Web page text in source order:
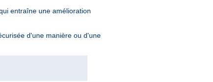
entraîne une amélioration
d'une manière ou d'une